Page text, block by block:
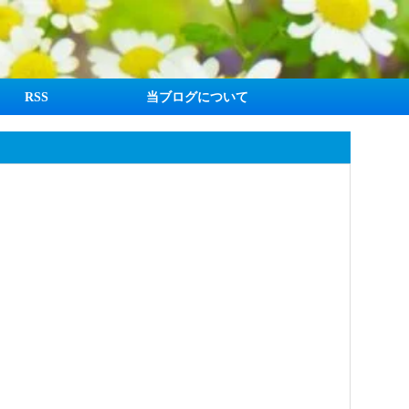
RSS 当ブログについて